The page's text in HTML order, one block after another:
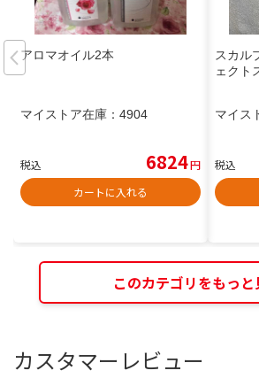
アロマオイル2本
マイストア在庫： 4904
税込 6824円
カートに入れる
スカル
ェクト
マイス
税込
このカテゴリをもっと
カスタマーレビュー